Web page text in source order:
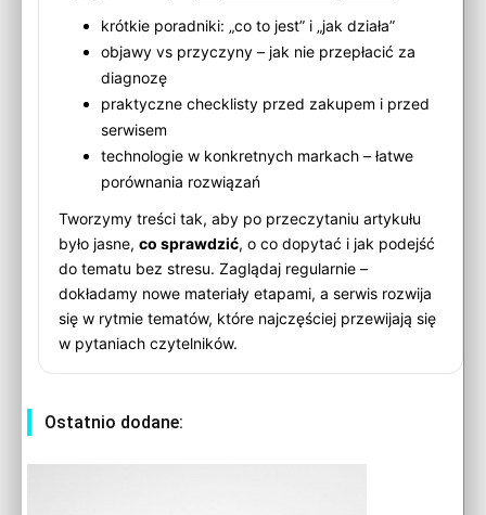
krótkie poradniki: „co to jest” i „jak działa”
objawy vs przyczyny – jak nie przepłacić za
diagnozę
praktyczne checklisty przed zakupem i przed
serwisem
technologie w konkretnych markach – łatwe
porównania rozwiązań
Tworzymy treści tak, aby po przeczytaniu artykułu
było jasne, co sprawdzić, o co dopytać i jak podejść
do tematu bez stresu. Zaglądaj regularnie –
dokładamy nowe materiały etapami, a serwis rozwija
się w rytmie tematów, które najczęściej przewijają się
w pytaniach czytelników.
Ostatnio dodane: